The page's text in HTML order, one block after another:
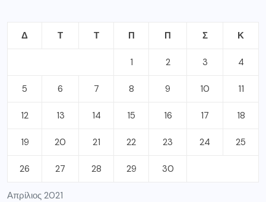
Απρίλιος 2021
Δ Τ Τ Π Π Σ Κ
1 2 3 4
5 6 7 8 9 10 11
12 13 14 15 16 17 18
19 20 21 22 23 24 25
26 27 28 29 30